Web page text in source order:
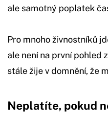
ale samotný poplatek
Pro mnoho živnostníků
ale není na první pohled
stále žije v domnění, že
Neplatíte, pokud